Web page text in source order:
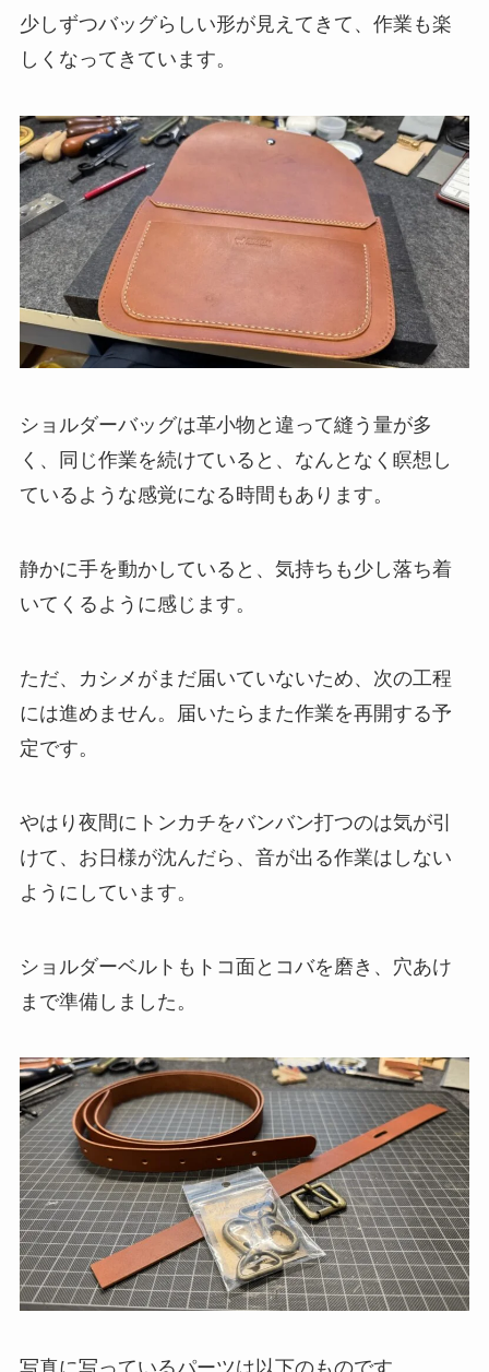
少しずつバッグらしい形が見えてきて、作業も楽
しくなってきています。
ショルダーバッグは革小物と違って縫う量が多
く、同じ作業を続けていると、なんとなく瞑想し
ているような感覚になる時間もあります。
静かに手を動かしていると、気持ちも少し落ち着
いてくるように感じます。
ただ、カシメがまだ届いていないため、次の工程
には進めません。届いたらまた作業を再開する予
定です。
やはり夜間にトンカチをバンバン打つのは気が引
けて、お日様が沈んだら、音が出る作業はしない
ようにしています。
ショルダーベルトもトコ面とコバを磨き、穴あけ
まで準備しました。
写真に写っているパーツは以下のものです。